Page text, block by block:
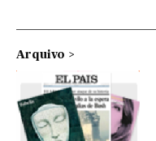
Arquivo